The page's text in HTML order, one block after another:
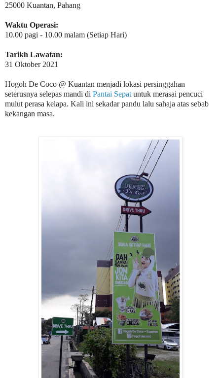
25000 Kuantan, Pahang
Waktu Operasi:
10.00 pagi - 10.00 malam (Setiap Hari)
Tarikh Lawatan:
31 Oktober 2021
Hogoh De Coco @ Kuantan menjadi lokasi persinggahan
seterusnya selepas mandi di Pantai Sepat untuk merasai pencuci
mulut perasa kelapa. Kali ini sekadar pandu lalu sahaja atas sebab
kekangan masa.